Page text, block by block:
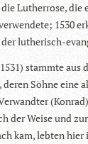
Luther­rose, die
1530
luthe­risch-
stammte
Söhne eine
der Weise und
kam, leb­ten